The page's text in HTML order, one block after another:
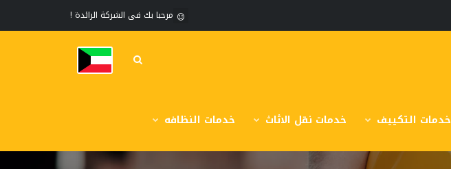
مرحبا بك فى الشركة الرائدة !
خدمات التكييف خدمات نقل الاثاث خدمات النظافه